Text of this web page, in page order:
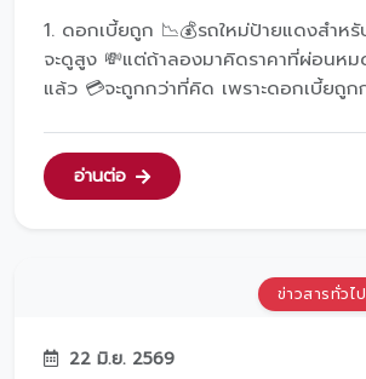
1. ดอกเบี้ยถูก 📉💰รถใหม่ป้ายแดงสำหรั
จะดูสูง 💸แต่ถ้าลองมาคิดราคาที่ผ่อนห
แล้ว 💳จะถูกกว่าที่คิด เพราะดอกเบี้ยถูก
ได้รถใหม่ผ่อนง่าย ราคาไม่แรง👍อย่างที่โ
ยนต์ หลายรุ่นก็มีดอกเบี้ย 0% ด้วยนะ
อ่านต่อ
ข่าวสารทั่วไ
22 มิ.ย. 2569